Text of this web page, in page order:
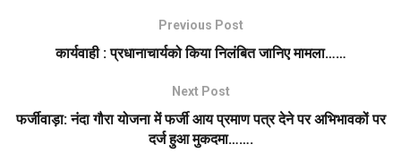
Previous Post
कार्यवाही : प्रधानाचार्य‌को किया निलंबित जानिए मामला……
Next Post
फर्जीवाड़ा: नंदा गौरा योजना में फर्जी आय प्रमाण पत्र देने पर अभिभावकों पर
दर्ज हुआ मुकदमा…….